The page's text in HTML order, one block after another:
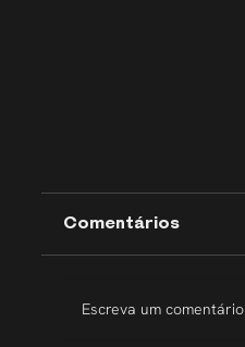
Comentários
Escreva um comentário